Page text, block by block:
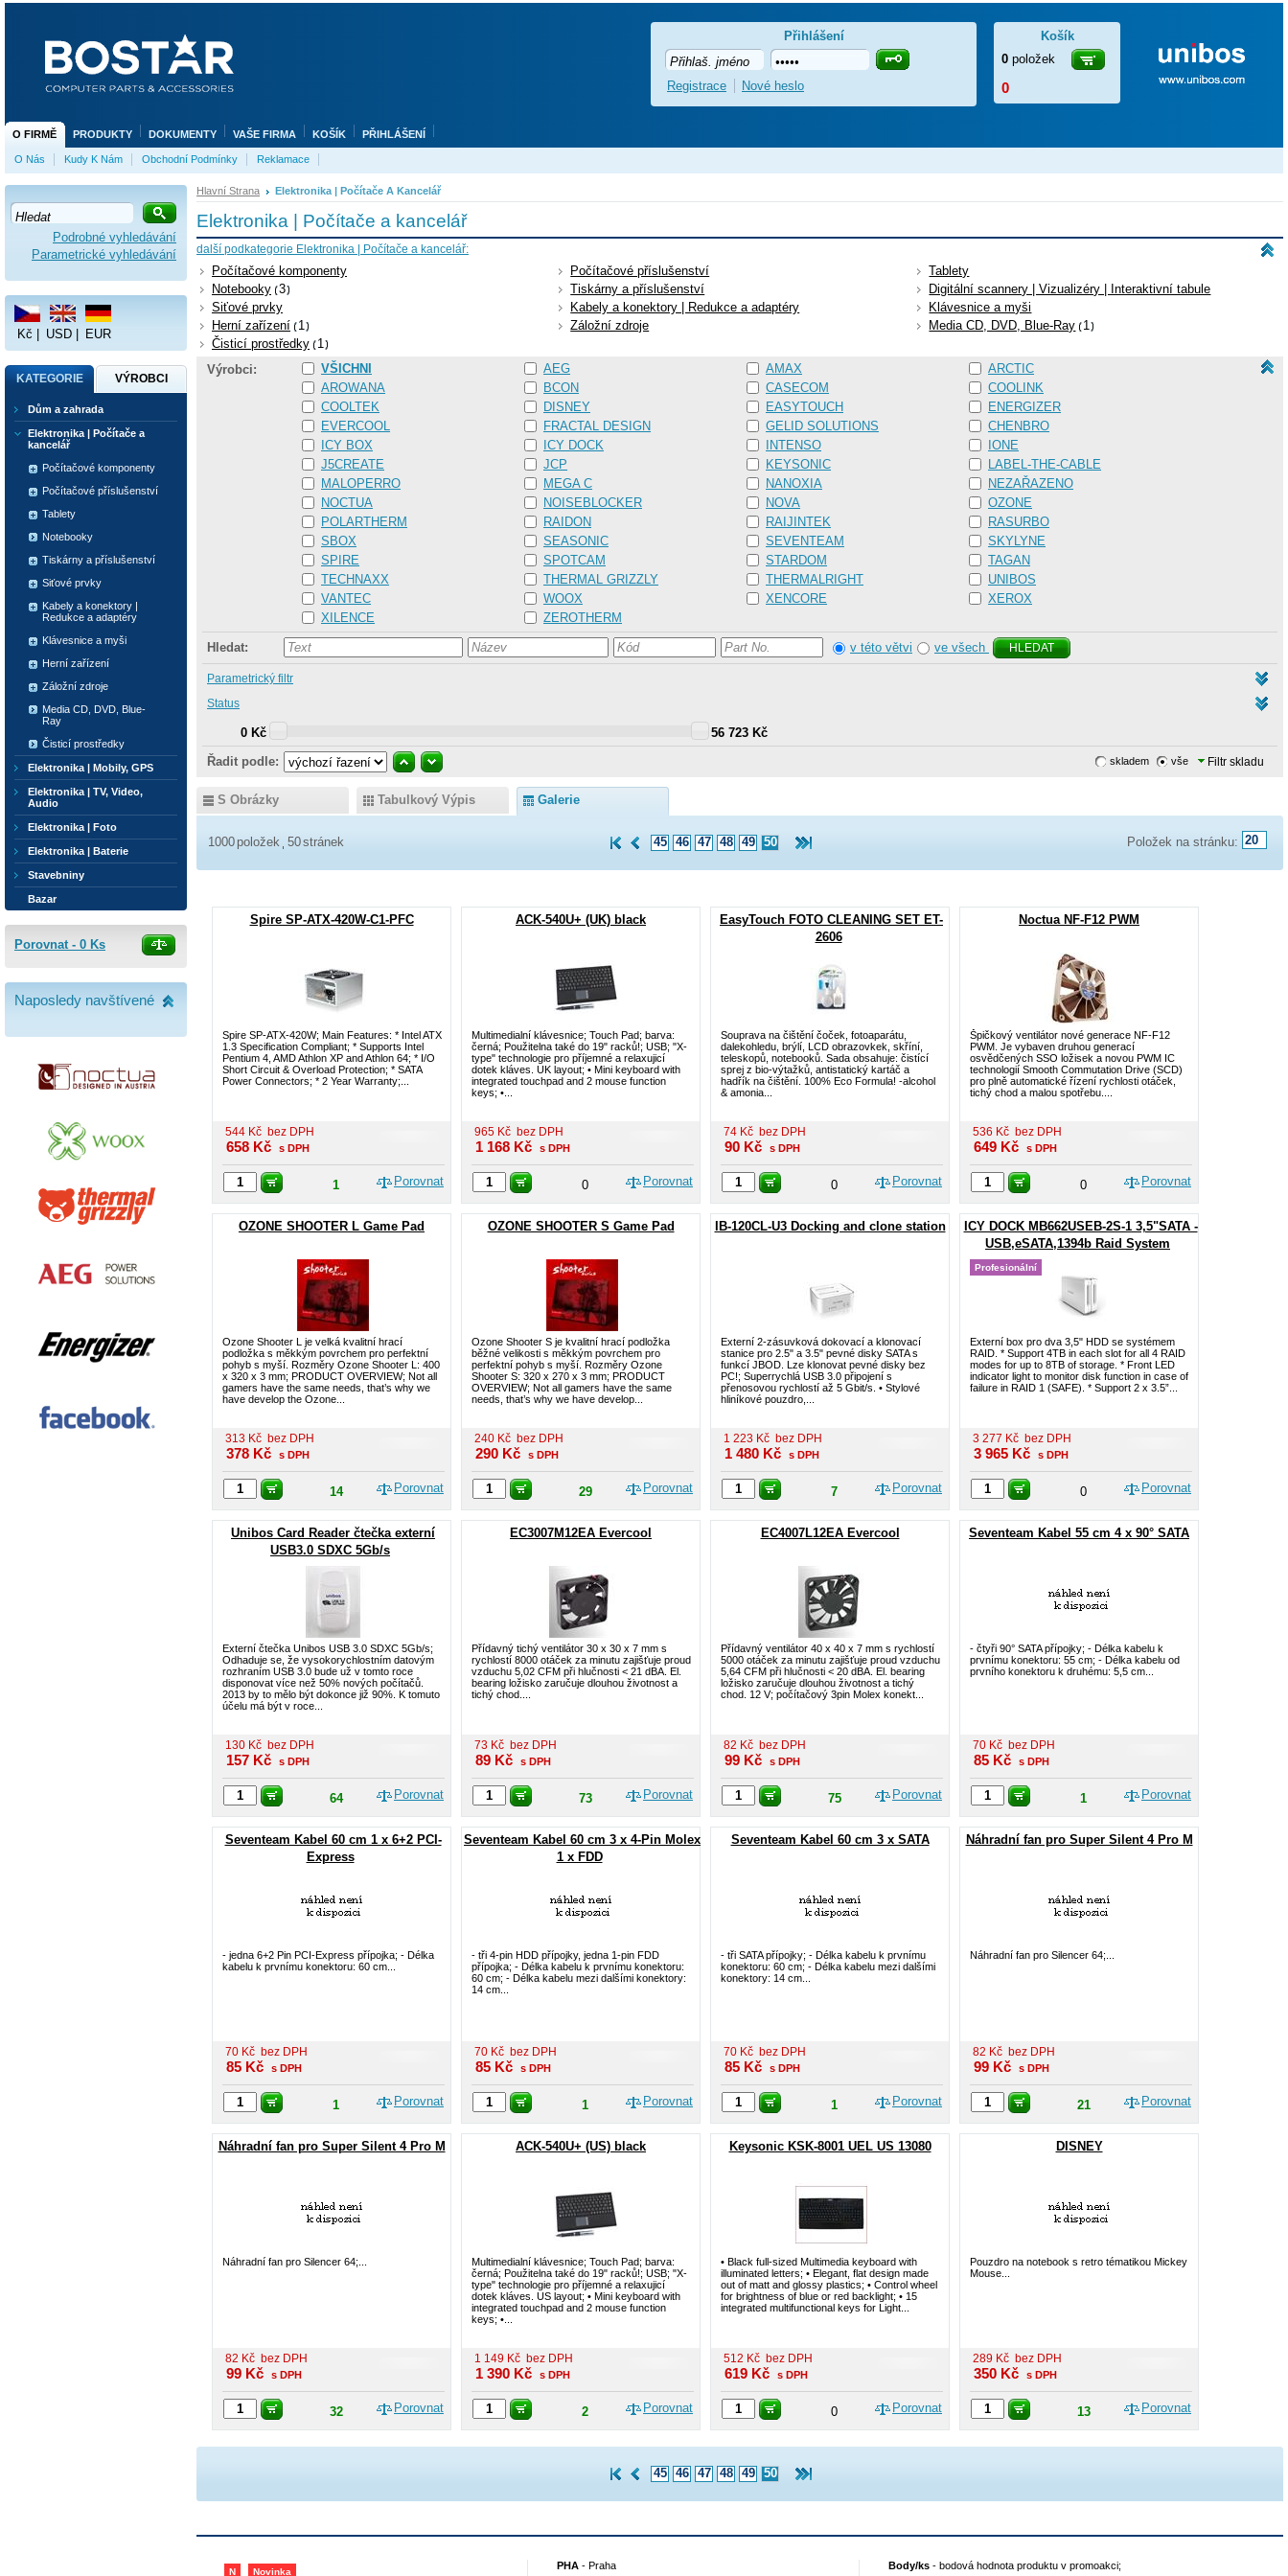
Hlavní Strana Elektronika | Počítače A Kancelář
Elektronika | Počítače a kancelář
další podkategorie Elektronika | Počítače a kancelář:
Počítačové komponenty Počítačové příslušenství
Tablety
Notebooky 3 Tiskárny a příslušenství
Digitální scannery | Vizualizéry | Interaktivní tabule
Siťové prvky
Kabely a konektory | Redukce a adaptéry
Klávesnice a myši
Herní zařízení 1 Záložní zdroje Media CD, DVD, Blue-Ray 1
Čisticí prostředky 1
Výrobci:
VŠICHNI AEG AMAX
ARCTIC
AROWANA
BCON CASECOM
COOLINK
COOLTEK
DISNEY EASYTOUCH
ENERGIZER
EVERCOOL
FRACTAL DESIGN GELID SOLUTIONS
CHENBRO
ICY BOX
ICY DOCK INTENSO
IONE
J5CREATE
JCP KEYSONIC
LABEL-THE-CABLE
MALOPERRO
MEGA C NANOXIA
NEZAŘAZENO
NOCTUA
NOISEBLOCKER NOVA
OZONE
POLARTHERM
RAIDON RAIJINTEK
RASURBO
SBOX
SEASONIC SEVENTEAM
SKYLYNE
SPIRE
SPOTCAM STARDOM
TAGAN
TECHNAXX
THERMAL GRIZZLY THERMALRIGHT
UNIBOS
VANTEC
WOOX XENCORE
XEROX
XILENCE
ZEROTHERM
Hledat: v této větvi ve všech HLEDAT
Parametrický filtr
Status
0 Kč
56 723 Kč
Řadit podle:
Filtr skladu
skladem vše
S Obrázky Tabulkový Výpis Galerie
Položek na stránku:
1000 položek 50stránek 45 46 47 48 49 50
Spire SP-ATX-420W-C1-PFC
Spire SP-ATX-420W; Main Features: * Intel ATX
1.3 Specification Compliant; * Supports Intel
Pentium 4, AMD Athlon XP and Athlon 64; * I/O
Short Circuit & Overload Protection; * SATA
Power Connectors; * 2 Year Warranty;...
544 Kč bez DPH
658 Kč s DPH
Porovnat
1
ACK-540U+ (UK) black
Multimedialní klávesnice; Touch Pad; barva:
černá; Použitelna také do 19" racků!; USB; "X-
type" technologie pro příjemné a relaxujicí
dotek kláves. UK layout; • Mini keyboard with
integrated touchpad and 2 mouse function
keys; •...
965 Kč bez DPH
1 168 Kč s DPH
Porovnat
0
EasyTouch FOTO CLEANING SET ET-
2606
Souprava na čištění čoček, fotoaparátu,
dalekohledu, brýlí, LCD obrazovkek, skříní,
teleskopů, notebooků. Sada obsahuje: čistící
sprej z bio-výtažků, antistatický kartáč a
hadřík na čištění. 100% Eco Formula! -alcohol
& amonia...
74 Kč bez DPH
90 Kč s DPH
Porovnat
0
Noctua NF-F12 PWM
Špičkový ventilátor nové generace NF-F12
PWM. Je vybaven druhou generací
osvědčených SSO ložisek a novou PWM IC
technologií Smooth Commutation Drive (SCD)
pro plně automatické řízení rychlosti otáček,
tichý chod a malou spotřebu....
536 Kč bez DPH
649 Kč s DPH
Porovnat
0
OZONE SHOOTER L Game Pad
Ozone Shooter L je velká kvalitní hrací
podložka s měkkým povrchem pro perfektní
pohyb s myší. Rozměry Ozone Shooter L: 400
x 320 x 3 mm; PRODUCT OVERVIEW; Not all
gamers have the same needs, that’s why we
have develop the Ozone...
313 Kč bez DPH
378 Kč s DPH
Porovnat
14
OZONE SHOOTER S Game Pad
Ozone Shooter S je kvalitní hrací podložka
běžné velikosti s měkkým povrchem pro
perfektní pohyb s myší. Rozměry Ozone
Shooter S: 320 x 270 x 3 mm; PRODUCT
OVERVIEW; Not all gamers have the same
needs, that’s why we have develop...
240 Kč bez DPH
290 Kč s DPH
Porovnat
29
IB-120CL-U3 Docking and clone station
Externí 2-zásuvková dokovací a klonovací
stanice pro 2.5" a 3.5" pevné disky SATA s
funkcí JBOD. Lze klonovat pevné disky bez
PC!; Superrychlá USB 3.0 připojení s
přenosovou rychlostí až 5 Gbit/s. • Stylové
hliníkové pouzdro,...
1 223 Kč bez DPH
1 480 Kč s DPH
Porovnat
7
ICY DOCK MB662USEB-2S-1 3,5"SATA -
USB,eSATA,1394b Raid System
Externí box pro dva 3,5" HDD se systémem
RAID. * Support 4TB in each slot for all 4 RAID
modes for up to 8TB of storage. * Front LED
indicator light to monitor disk function in case of
failure in RAID 1 (SAFE). * Support 2 x 3.5”...
3 277 Kč bez DPH
3 965 Kč s DPH
Porovnat
0
Profesionální
Unibos Card Reader čtečka externí
USB3.0 SDXC 5Gb/s
Externí čtečka Unibos USB 3.0 SDXC 5Gb/s;
Odhaduje se, že vysokorychlostním datovým
rozhraním USB 3.0 bude už v tomto roce
disponovat více než 50% nových počítačů.
2013 by to mělo být dokonce již 90%. K tomuto
účelu má být v roce...
130 Kč bez DPH
157 Kč s DPH
Porovnat
64
EC3007M12EA Evercool
Přídavný tichý ventilátor 30 x 30 x 7 mm s
rychlostí 8000 otáček za minutu zajišťuje proud
vzduchu 5,02 CFM při hlučnosti < 21 dBA. El.
bearing ložisko zaručuje dlouhou životnost a
tichý chod....
73 Kč bez DPH
89 Kč s DPH
Porovnat
73
EC4007L12EA Evercool
Přídavný ventilátor 40 x 40 x 7 mm s rychlostí
5000 otáček za minutu zajišťuje proud vzduchu
5,64 CFM při hlučnosti < 20 dBA. El. bearing
ložisko zaručuje dlouhou životnost a tichý
chod. 12 V; počítačový 3pin Molex konekt...
82 Kč bez DPH
99 Kč s DPH
Porovnat
75
Seventeam Kabel 55 cm 4 x 90° SATA
- čtyři 90° SATA přípojky; - Délka kabelu k
prvnímu konektoru: 55 cm; - Délka kabelu od
prvního konektoru k druhému: 5,5 cm...
70 Kč bez DPH
85 Kč s DPH
Porovnat
1
Seventeam Kabel 60 cm 1 x 6+2 PCI-
Express
- jedna 6+2 Pin PCI-Express přípojka; - Délka
kabelu k prvnímu konektoru: 60 cm...
70 Kč bez DPH
85 Kč s DPH
Porovnat
1
Seventeam Kabel 60 cm 3 x 4-Pin Molex
1 x FDD
- tři 4-pin HDD přípojky, jedna 1-pin FDD
přípojka; - Délka kabelu k prvnímu konektoru:
60 cm; - Délka kabelu mezi dalšími konektory:
14 cm...
70 Kč bez DPH
85 Kč s DPH
Porovnat
1
Seventeam Kabel 60 cm 3 x SATA
- tři SATA přípojky; - Délka kabelu k prvnímu
konektoru: 60 cm; - Délka kabelu mezi dalšími
konektory: 14 cm...
70 Kč bez DPH
85 Kč s DPH
Porovnat
1
Náhradní fan pro Super Silent 4 Pro M
Náhradní fan pro Silencer 64;...
82 Kč bez DPH
99 Kč s DPH
Porovnat
21
Náhradní fan pro Super Silent 4 Pro M
Náhradní fan pro Silencer 64;...
82 Kč bez DPH
99 Kč s DPH
Porovnat
32
ACK-540U+ (US) black
Multimedialní klávesnice; Touch Pad; barva:
černá; Použitelna také do 19" racků!; USB; "X-
type" technologie pro příjemné a relaxujicí
dotek kláves. US layout; • Mini keyboard with
integrated touchpad and 2 mouse function
keys; •...
1 149 Kč bez DPH
1 390 Kč s DPH
Porovnat
2
Keysonic KSK-8001 UEL US 13080
• Black full-sized Multimedia keyboard with
illuminated letters; • Elegant, flat design made
out of matt and glossy plastics; • Control wheel
for brightness of blue or red backlight; • 15
integrated multifunctional keys for Light...
512 Kč bez DPH
619 Kč s DPH
Porovnat
0
DISNEY
Pouzdro na notebook s retro tématikou Mickey
Mouse...
289 Kč bez DPH
350 Kč s DPH
Porovnat
13
45 46 47 48 49 50
N Novinka
PHA- Praha Body/ks -bodová hodnota produktu v promoakci;
Podrobné vyhledávání
Parametrické vyhledávání
Kč USD EUR
KATEGORIE VÝROBCI
Dům a zahrada
Elektronika | Počítače a
kancelář
Počítačové komponenty
Počítačové příslušenství
Tablety
Notebooky
Tiskárny a příslušenství
Siťové prvky
Kabely a konektory |
Redukce a adaptéry
Klávesnice a myši
Herní zařízení
Záložní zdroje
Media CD, DVD, Blue-
Ray
Čisticí prostředky
Elektronika | Mobily, GPS
Elektronika | TV, Video,
Audio
Elektronika | Foto
Elektronika | Baterie
Stavebniny
Bazar
Porovnat - 0 Ks
Naposledy navštívené
O FIRMĚ PRODUKTY DOKUMENTY VAŠE FIRMA KOŠÍK PŘIHLÁŠENÍ
O Nás Kudy K Nám Obchodní Podmínky Reklamace
Košík
0 položek
0
Přihlášení
Registrace Nové heslo